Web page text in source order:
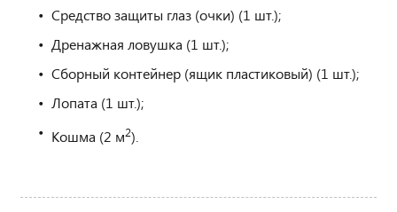
Средство защиты глаз (очки) (1 шт.);
Дренажная ловушка (1 шт.);
Сборный контейнер (ящик пластиковый) (1 шт.);
Лопата (1 шт.);
Кошма (2 м2).